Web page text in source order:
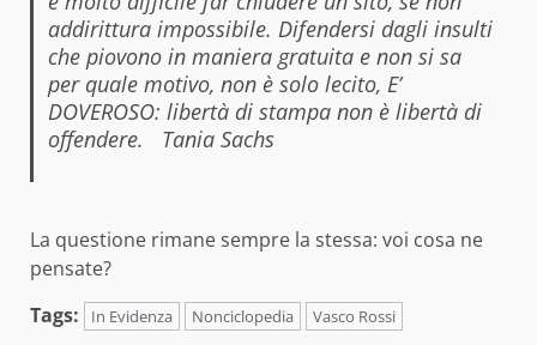
addirittura impossibile. Difendersi dagli insulti
che piovono in maniera gratuita e non si sa
per quale motivo, non è solo lecito, E’
DOVEROSO: libertà di stampa non è libertà di
offendere.
Tania Sachs
La questione rimane sempre la stessa: voi cosa ne
pensate?
Tags:
In Evidenza Nonciclopedia Vasco Rossi